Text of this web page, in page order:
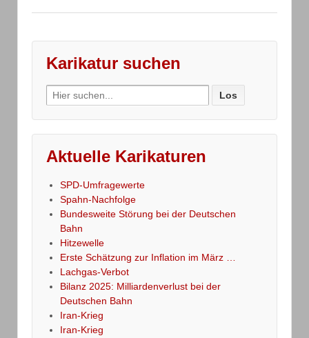
Karikatur suchen
Search
for:
Aktuelle Karikaturen
SPD-Umfragewerte
Spahn-Nachfolge
Bundesweite Störung bei der Deutschen
Bahn
Hitzewelle
Erste Schätzung zur Inflation im März …
Lachgas-Verbot
Bilanz 2025: Milliardenverlust bei der
Deutschen Bahn
Iran-Krieg
Iran-Krieg